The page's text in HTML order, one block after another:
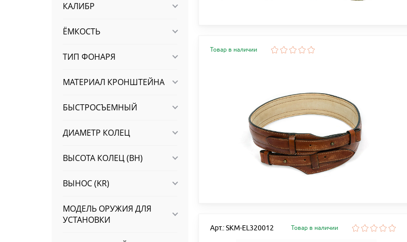
КАЛИБР
ЁМКОСТЬ
ТИП ФОНАРЯ
МАТЕРИАЛ КРОНШТЕЙНА
БЫСТРОСЪЕМНЫЙ
ДИАМЕТР КОЛЕЦ
ВЫСОТА КОЛЕЦ (BH)
ВЫНОС (KR)
МОДЕЛЬ ОРУЖИЯ ДЛЯ
УСТАНОВКИ
Товар в наличии
Арт.: SKM-EL320012 Товар в наличии